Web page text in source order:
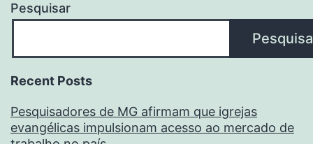
Pesquisar
Recent Posts
Pesquisadores de MG afirmam que igrejas
evangélicas impulsionam acesso ao mercado de